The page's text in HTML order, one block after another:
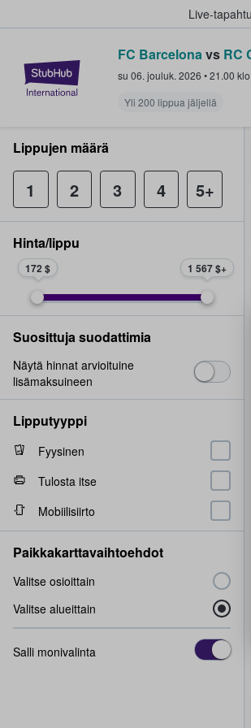
Live-
StubHub - missä
FC Barcelonavs RC
su 06. jouluk. 2026 •21.00 klo
Yli 200 lippua jäljellä
Lippujen määrä
1 2 3 4 5+
Hinta/lippu
172 $ 1 567 $
Suosittuja suodattimia
Näytä hinnat arvioituine
lisämaksuineen
Lipputyyppi
Fyysinen
Tulosta itse
Mobiilisiirto
Paikkakarttavaihtoehdot
Valitse osioittain
Valitse alueittain
Salli monivalinta